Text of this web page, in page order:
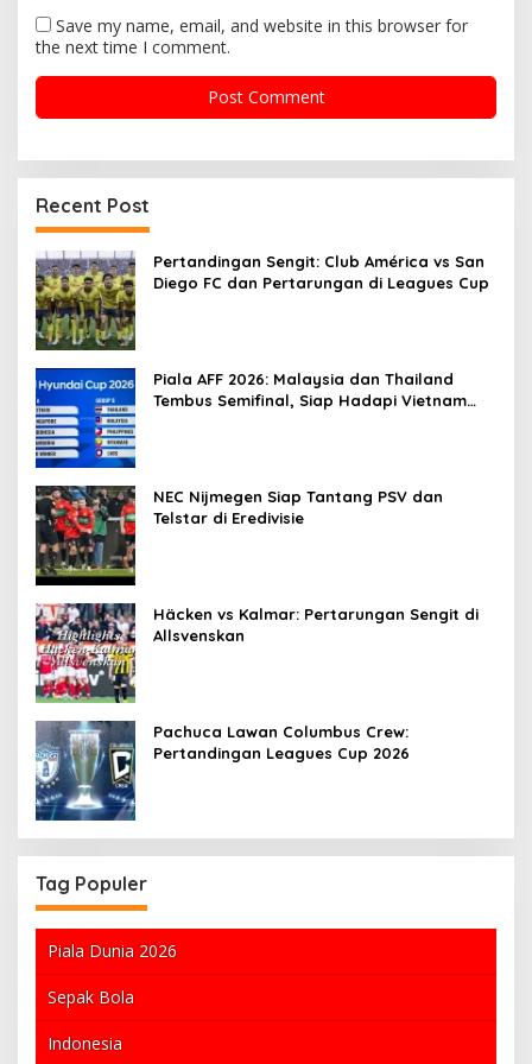
Save my name, email, and website in this browser for
the next time I comment.
Recent Post
Pertandingan Sengit: Club América vs San
Diego FC dan Pertarungan di Leagues Cup
Piala AFF 2026: Malaysia dan Thailand
Tembus Semifinal, Siap Hadapi Vietnam
NEC Nijmegen Siap Tantang PSV dan
Telstar di Eredivisie
Häcken vs Kalmar: Pertarungan Sengit di
Allsvenskan
Pachuca Lawan Columbus Crew:
Pertandingan Leagues Cup 2026
Tag Populer
Piala Dunia 2026
Sepak Bola
Indonesia